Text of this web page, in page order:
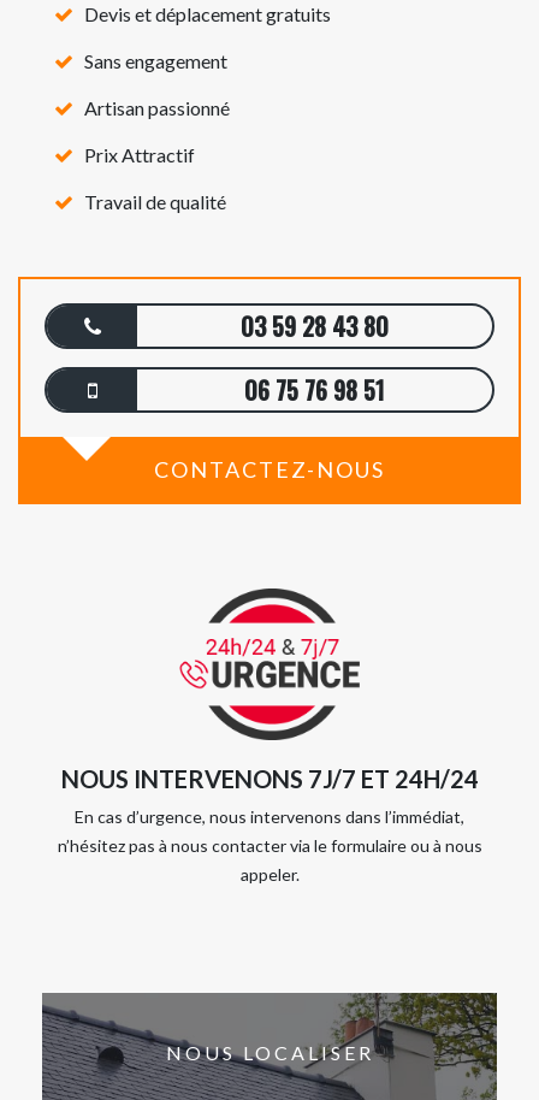
Devis et déplacement gratuits
Sans engagement
Artisan passionné
Prix Attractif
Travail de qualité
03 59 28 43 80
06 75 76 98 51
CONTACTEZ-NOUS
NOUS INTERVENONS 7J/7 ET 24H/24
En cas d’urgence, nous intervenons dans l’immédiat,
n’hésitez pas à nous contacter via le formulaire ou à nous
appeler.
NOUS LOCALISER